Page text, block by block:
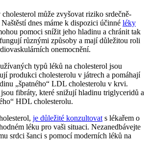
může zvyšovat riziko srdečně-
dnes máme k dispozici účinné léky
pomoci snížit jeho hladinu a chránit tak
různými způsoby a mají důležitou roli
onemocnění.
typů léků na cholesterol jsou
produkci cholesterolu v játrech a pomáhají
„špatného“ LDL cholesterolu v krvi.
fibráty, které snižují hladinu triglyceridů a
HDL cholesterolu.
je důležité konzultovat s lékařem o
léku pro vaši situaci. Nezanedbávejte
srdci šanci s pomocí moderních léků na